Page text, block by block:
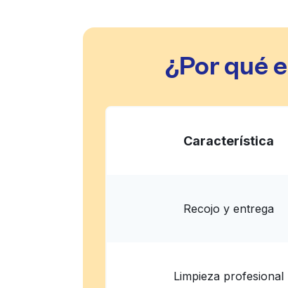
¿Por qué
Característica
Recojo y entrega
Limpieza profesional